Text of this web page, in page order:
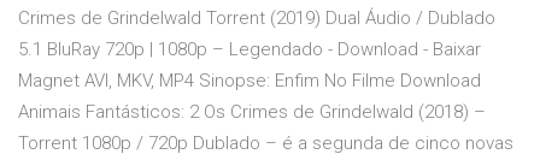
Crimes de Grindelwald Torrent (2019) Dual Áudio / Dublado
5.1 BluRay 720p | 1080p – Legendado - Download - Baixar
Magnet AVI, MKV, MP4 Sinopse: Enfim No Filme Download
Animais Fantásticos: 2 Os Crimes de Grindelwald (2018) –
Torrent 1080p / 720p Dublado – é a segunda de cinco novas